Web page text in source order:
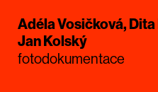
Adéla Vosičková,
Jan Kolský
fotodokumentace